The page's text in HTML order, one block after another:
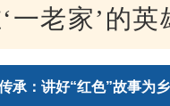
一老家’的英
承：讲好“红色”故事为